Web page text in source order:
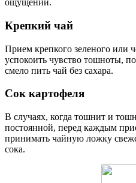
ощущений.
Крепкий чай
Прием крепкого зеленого или
успокоить чувство тошноты,
смело пить чай без сахара.
Сок картофеля
В случаях, когда тошнит и
постоянной, перед каждым
принимать чайную ложку
сока.